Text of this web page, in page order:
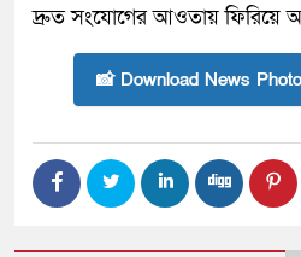
দ্রুত সংযোগের আওতায় ফিরিয়ে
📸 Download News